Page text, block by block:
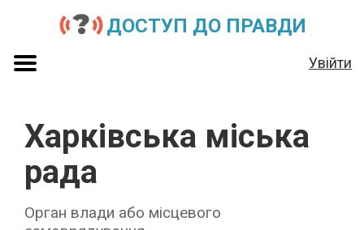
ДОСТУП ДО ПРАВДИ
Увійти
Харківська міська
рада
Орган влади або місцевого